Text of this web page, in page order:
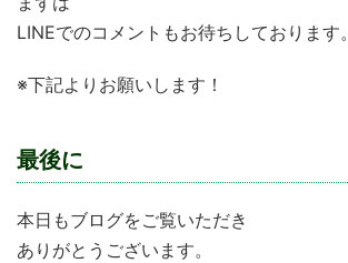
LINEでのコメントもお待ちしております。
※下記よりお願いします！
最後に
本日もブログをご覧いただき
ありがとうございます。